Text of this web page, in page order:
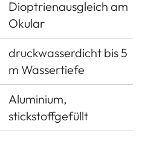
Dioptrienausgleich am
Okular
druckwasserdicht bis 5
m Wassertiefe
Aluminium,
stickstoffgefüllt